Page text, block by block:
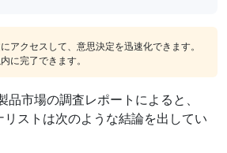
アクセスして、意思決定を迅速化できます。
に完了できます。
市場の調査レポートによると、
ストは次のような結論を出してい